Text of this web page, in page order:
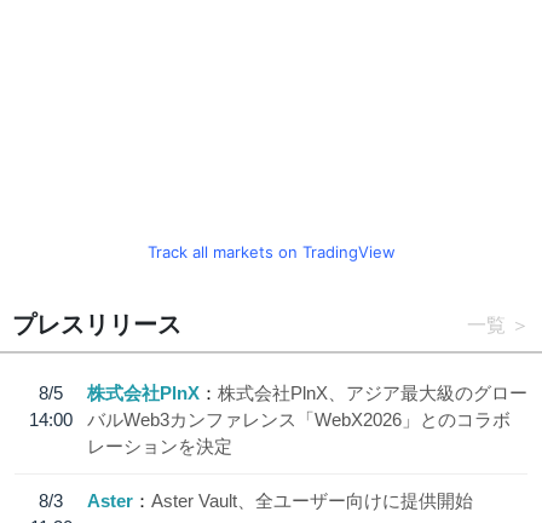
Track all markets on TradingView
プレスリリース 一覧
8/5
14:00
株式会社PlnX
株式会社PlnX、アジア最大級のグロー
バルWeb3カンファレンス「WebX2026」とのコラボ
レーションを決定
8/3
Aster Aster Vault、全ユーザー向けに提供開始